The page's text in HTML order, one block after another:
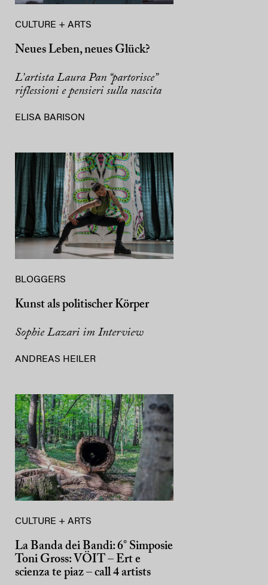
CULTURE + ARTS
Neues Leben, neues Glück?
L’artista Laura Pan “partorisce”
riflessioni e pensieri sulla nascita
ELISA BARISON
BLOGGERS
Kunst als politischer Körper
Sophie Lazari im Interview
ANDREAS HEILER
CULTURE + ARTS
La Banda dei Bandi: 6° Simposie
Toni Gross: VÖIT – Ert e
scienza te piaz – call 4 artists